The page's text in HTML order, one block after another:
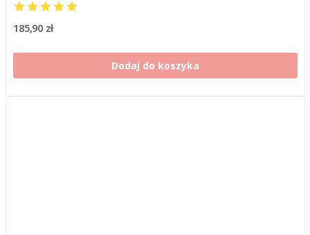
185,90 zł
Dodaj do koszyka